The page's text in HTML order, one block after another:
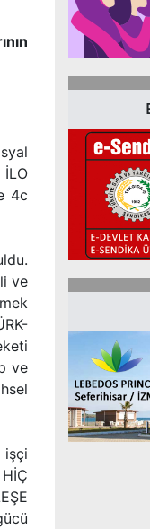
4c
ve
ve
işçi